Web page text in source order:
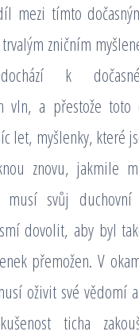
mezi tímto
zničním
k
vln, a přestože
let, myšlenky, které
znovu, jakmile
musí svůj
dovolit, aby byl
přemožen. V
oživit své vědomí
ticha